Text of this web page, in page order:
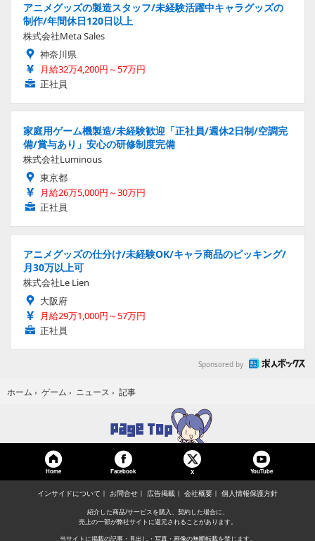
アニメグッズの製造スタッフ/未経験活躍中キャラグッズの
制作/年間休日120日以上
株式会社Meta Sales
神奈川県
月給32万4,200円～57万円
正社員
家庭用ゲーム機製造/未経験歓迎「正社員/週休2日制/空調完
備/賞与あり」安心の研修制度完備
株式会社Luminous
東京都
月給26万5,000円～30万円
正社員
アニメグッズの仕分け/未経験OK/キャラ商品のピッキング/
月30万以上可
株式会社Le Lien
大阪府
月給29万1,000円～57万円
正社員
Sponsored by
ホーム › ゲーム › ニュース › 記事
Home Facebook X YouTube
インサイドについて お問合せ 広告掲載 会社概要 個人情報保護方針
紹介した商品/サービスを購入、契約した場合に、
売上の一部が弊社サイトに還元されることがあります。
当サイトに掲載の記事・見出し・写真・画像の無断転載を禁じます。